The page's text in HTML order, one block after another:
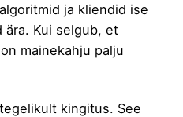
ja kliendid ise
ära. Kui selgub, et
mainekahju palju
kingitus. See